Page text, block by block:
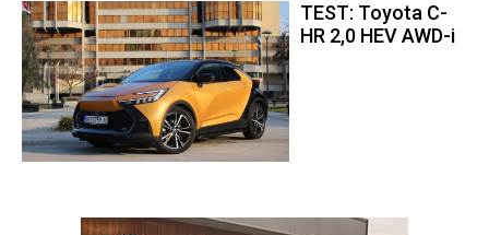
TEST: Toyota C-
HR 2,0 HEV AWD-i